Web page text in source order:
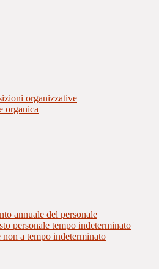
organizzative
organica
annuale del personale
personale tempo indeterminato
non a tempo indeterminato